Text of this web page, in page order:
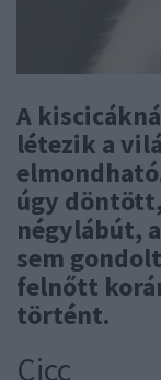
A
létezik a
úgy
négylábút,
sem
felnőtt
történt.
Cicc